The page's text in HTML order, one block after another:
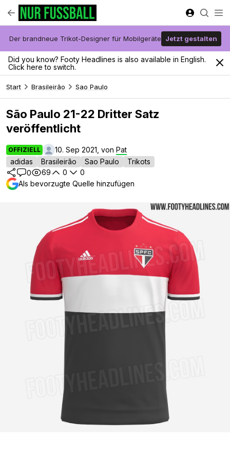
Der brandneue Trikot-Designer für Mobilgeräte Jetzt gestalten
Did you know? Footy Headlines is also available in English.
Click here to switch.
Start Brasileirão Sao Paulo
São Paulo 21-22 Dritter Satz
veröffentlicht
OFFIZIELL 10. Sep 2021, von Pat
adidas
Brasileirão Sao Paulo
Trikots
0
69 0
0
Als bevorzugte Quelle hinzufügen